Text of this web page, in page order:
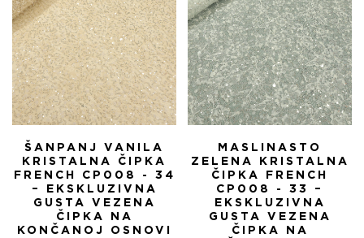
ŠANPANJ VANILA
KRISTALNA ČIPKA
FRENCH CP008 - 34
– EKSKLUZIVNA
GUSTA VEZENA
ČIPKA NA
KONČANOJ OSNOVI
MASLINASTO
ZELENA KRISTALNA
ČIPKA FRENCH
CP008 - 33 –
EKSKLUZIVNA
GUSTA VEZENA
ČIPKA NA